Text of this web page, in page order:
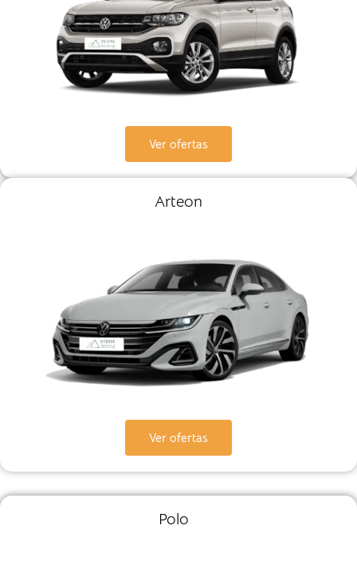
Ver ofertas
Arteon
Ver ofertas
Polo